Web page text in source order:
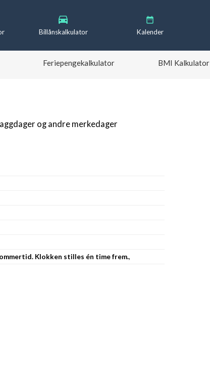
Billånskalkulator Kalender
Feriepengekalkulator BMI Kalkulator
og andre merkedager
Klokken stilles én time frem.,